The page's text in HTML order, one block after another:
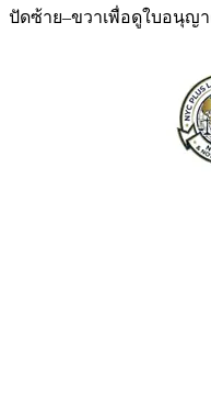
ปัดซ้าย–ขวาเพื่อดูใบอนุญา